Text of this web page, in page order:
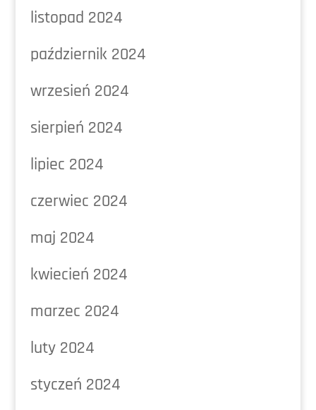
listopad 2024
październik 2024
wrzesień 2024
sierpień 2024
lipiec 2024
czerwiec 2024
maj 2024
kwiecień 2024
marzec 2024
luty 2024
styczeń 2024